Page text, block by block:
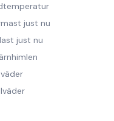
just nu
just nu